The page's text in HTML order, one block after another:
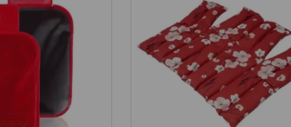
Françaises,
convenir.